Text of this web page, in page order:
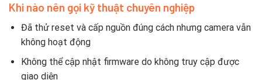
Khi nào nên gọi kỹ thuật chuyên nghiệp
Đã thử reset và cấp nguồn đúng cách nhưng camera vẫn
không hoạt động
Không thể cập nhật firmware do không truy cập được
giao diện